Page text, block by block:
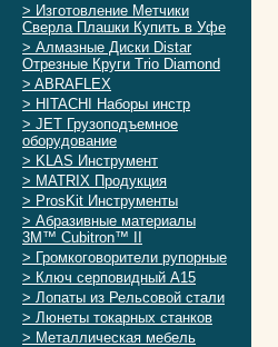
> Изготовление Метчики
Сверла Плашки Купить в Уфе
> Алмазные Диски Distar
Отрезные Круги Trio Diamond
> ABRAFLEX
> HITACHI Наборы инстр
> JET Грузоподъемное
оборудование
> KLAS Инструмент
> MATRIX Продукция
> ProsKit Инструменты
> Абразивные материалы
3M™ Cubitron™ II
> Громкоговорители рупорные
> Ключ серповидный А15
> Лопаты из Рельсовой стали
> Люнеты токарных станков
> Металлическая мебель